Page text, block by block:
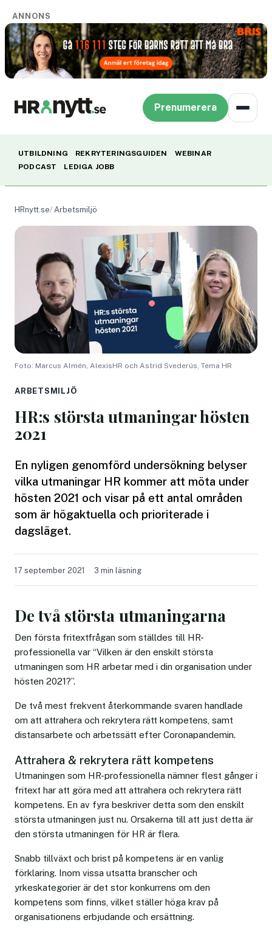
ANNONS
Prenumerera
UTBILDNING REKRYTERINGSGUIDEN
WEBINAR
PODCAST
LEDIGA JOBB
HRnytt.se Arbetsmiljö
Foto: Marcus Almén, AlexisHR och Astrid Svederús, Tema HR
ARBETSMILJÖ
HR:s största utmaningar hösten
2021
En nyligen genomförd undersökning belyser
vilka utmaningar HR kommer att möta under
hösten 2021 och visar på ett antal områden
som är högaktuella och prioriterade i
dagsläget.
17 september 2021 3 min läsning
De två största utmaningarna
Den första fritextfrågan som ställdes till HR-
professionella var “Vilken är den enskilt största
utmaningen som HR arbetar med i din organisation under
hösten 2021?”.
De två mest frekvent återkommande svaren handlade
om att attrahera och rekrytera rätt kompetens, samt
distansarbete och arbetssätt efter Coronapandemin.
Attrahera & rekrytera rätt kompetens
Utmaningen som HR-professionella nämner flest gånger i
fritext har att göra med att attrahera och rekrytera rätt
kompetens. En av fyra beskriver detta som den enskilt
största utmaningen just nu. Orsakerna till att just detta är
den största utmaningen för HR är flera.
Snabb tillväxt och brist på kompetens är en vanlig
förklaring. Inom vissa utsatta branscher och
yrkeskategorier är det stor konkurrens om den
kompetens som finns, vilket ställer höga krav på
organisationens erbjudande och ersättning.